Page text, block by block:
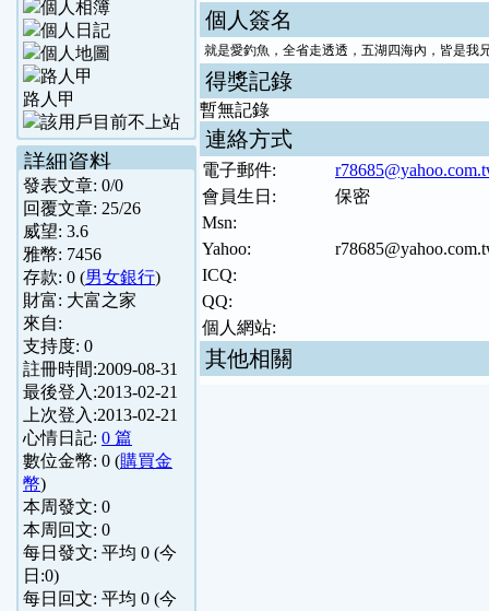
路人甲
詳細資料
發表文章: 0/0
回覆文章: 25/26
威望: 3.6
雅幣: 7456
存款: 0 (男女銀行)
財富: 大富之家
來自:
支持度: 0
註冊時間:2009-08-31
最後登入:2013-02-21
上次登入:2013-02-21
心情日記: 0 篇
數位金幣: 0 (購買金
幣)
本周發文: 0
本周回文: 0
每日發文: 平均 0 (今
日:0)
每日回文: 平均 0 (今
個人簽名
就是愛釣魚，全省走透透，五湖四海內，皆是我
得獎記錄
暫無記錄
連絡方式
電子郵件:
會員生日:
保密
Msn:
Yahoo:
ICQ:
QQ:
個人網站:
其他相關